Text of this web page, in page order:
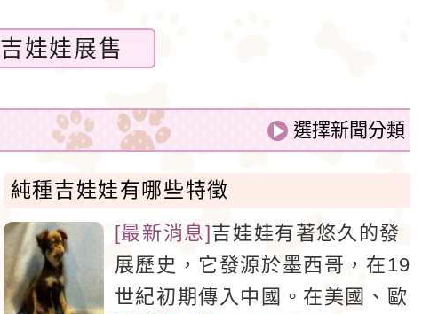
吉娃娃展售
純種吉娃娃有哪些特徵
[最新消息]吉娃娃有著悠久的發
展歷史，它發源於墨西哥，在19
世紀初期傳入中國。在美國、歐